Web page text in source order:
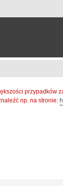
np. na stronie: